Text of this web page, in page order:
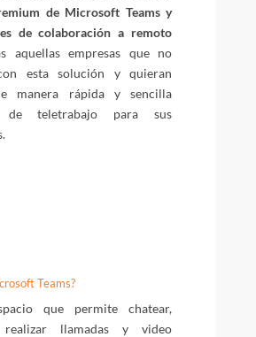
de Microsoft Teams y
de colaboración a remoto
aquellas empresas que no
esta solución y quieran
manera rápida y sencilla
de teletrabajo para sus
Teams?
que permite chatear,
realizar llamadas y video